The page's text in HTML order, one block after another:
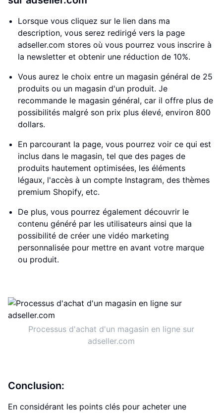
Lorsque vous cliquez sur le lien dans ma
description, vous serez redirigé vers la page
adseller.com stores où vous pourrez vous inscrire à
la newsletter et obtenir une réduction de 10%.
Vous aurez le choix entre un magasin général de 25
produits ou un magasin d'un produit. Je
recommande le magasin général, car il offre plus de
possibilités malgré son prix plus élevé, environ 800
dollars.
En parcourant la page, vous pourrez voir ce qui est
inclus dans le magasin, tel que des pages de
produits hautement optimisées, les éléments
légaux, l'accès à un compte Instagram, des thèmes
premium Shopify, etc.
De plus, vous pourrez également découvrir le
contenu généré par les utilisateurs ainsi que la
possibilité de créer une vidéo marketing
personnalisée pour mettre en avant votre marque
ou produit.
Processus d'achat d'un magasin en ligne sur
adseller.com
Conclusion:
En considérant les points clés pour acheter une